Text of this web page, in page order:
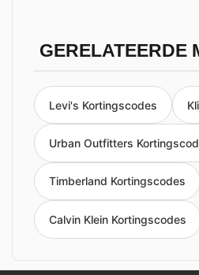
GERELATEERDE
Levi's Kortingscodes
Urban Outfitters
Timberland Kortingscodes
Calvin Klein Kortingscodes